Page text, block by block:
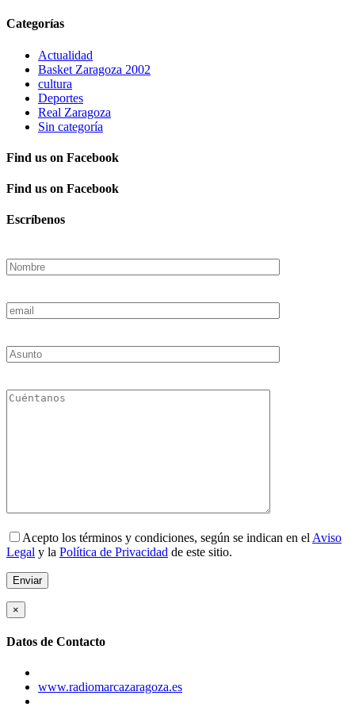
Categorías
Actualidad
Basket Zaragoza 2002
cultura
Deportes
Real Zaragoza
Sin categoría
Find us on Facebook
Find us on Facebook
Escríbenos
Acepto los términos y condiciones, según se indican en el Aviso
Legal y la Política de Privacidad de este sitio.
×
Datos de Contacto
www.radiomarcazaragoza.es